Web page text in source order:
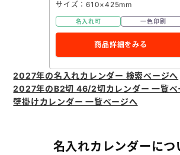
サイズ：610×425mm
名入れ可 一色印刷
商品詳細をみる
2027年の名入れカレンダー 検索ページへ
2027年のB2切 46/2切カレンダー 一覧ペ
壁掛けカレンダー 一覧ページへ
名入れカレンダーにつ